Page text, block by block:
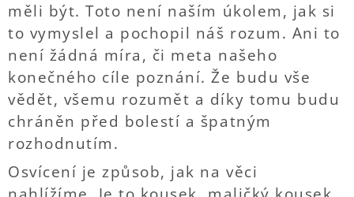
měli být. Toto není naším úkolem, jak si
to vymyslel a pochopil náš rozum. Ani to
není žádná míra, či meta našeho
konečného cíle poznání. Že budu vše
vědět, všemu rozumět a díky tomu budu
chráněn před bolestí a špatným
rozhodnutím.
Osvícení je způsob, jak na věci